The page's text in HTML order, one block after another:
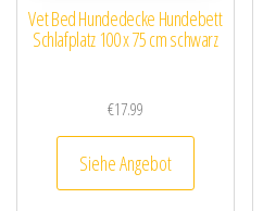
Vet Bed Hundedecke Hundebett
Schlafplatz 100 x 75 cm schwarz
€17.99
Siehe Angebot